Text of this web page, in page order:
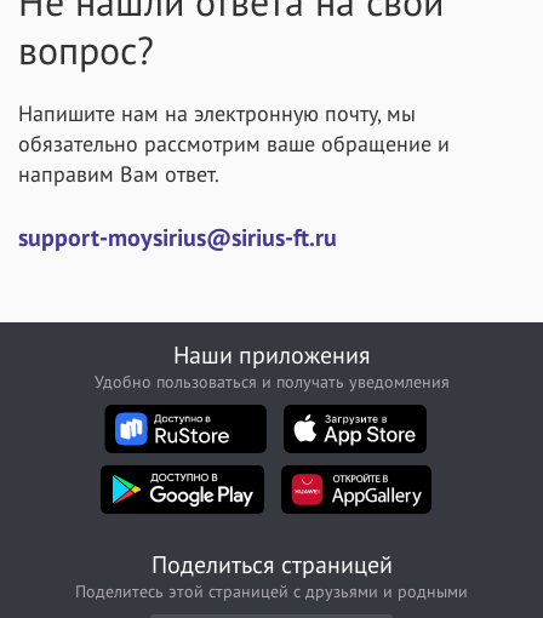
вопрос?
Напишите нам на электронную почту, мы
обязательно рассмотрим ваше обращение и
направим Вам ответ.
support-moysirius@sirius-ft.ru
Наши приложения
Удобно пользоваться и получать уведомления
Поделиться страницей
Поделитесь этой страницей с друзьями и родными